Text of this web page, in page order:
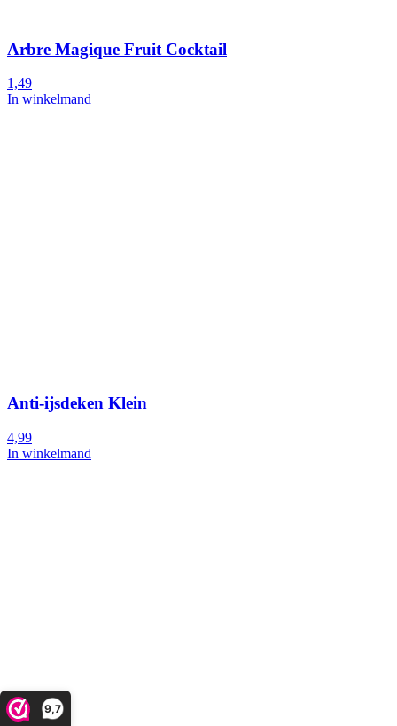
9,7
Arbre Magique Fruit Cocktail
1,49
In winkelmand
Anti-ijsdeken Klein
4,99
In winkelmand